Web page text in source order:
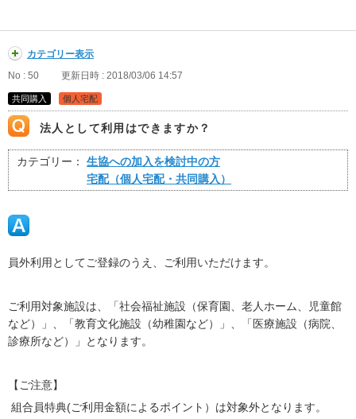
カテゴリー表示
No : 50
更新日時 : 2018/03/06 14:57
共同購入 個人宅配
法人として利用はできますか？
カテゴリー：
生協への加入を検討中の方
宅配（個人宅配・共同購入）
員外利用としてご登録のうえ、ご利用いただけます。
ご利用対象施設は、「社会福祉施設（保育園、老人ホーム、児童館
など）」、「教育文化施設（幼稚園など）」、「医療施設（病院、
診療所など）」となります。
【ご注意】
組合員特典(ご利用金額によるポイント）は対象外となります。